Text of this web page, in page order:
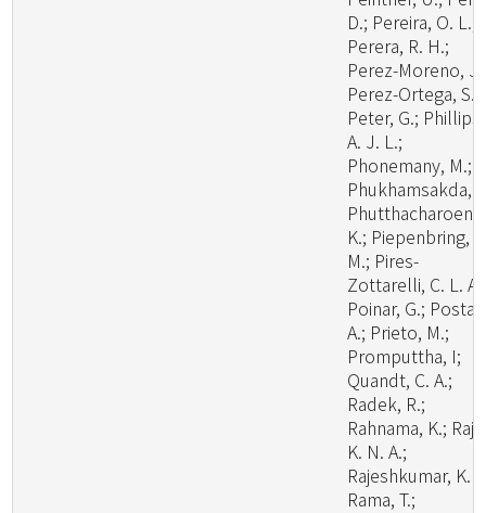
D.; Pereira, O. L.;
Perera, R. H.;
Perez-Moreno,
Perez-Ortega, S.;
Peter, G.; Phillips,
A. J. L.;
Phonemany, M.;
Phukhamsakda,
Phutthacharoen,
K.; Piepenbring,
M.; Pires-
Zottarelli, C. L. A.;
Poinar, G.; Posta,
A.; Prieto, M.;
Promputtha, I;
Quandt, C. A.;
Radek, R.;
Rahnama, K.; Raj,
K. N. A.;
Rajeshkumar, K.
Rama, T.;